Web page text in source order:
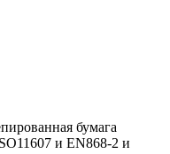
бумага
и EN868-2 и